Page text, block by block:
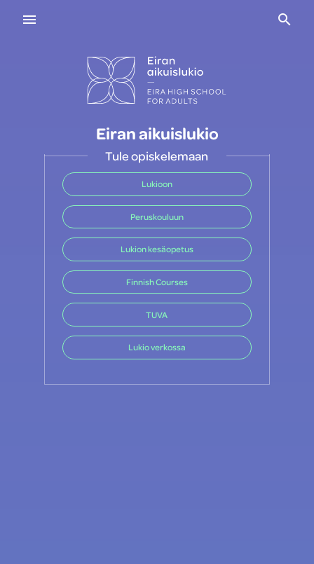
Eiran aikuislukio
Tule opiskelemaan
Lukioon
Peruskouluun
Lukion kesäopetus
Finnish Courses
TUVA
Lukio verkossa